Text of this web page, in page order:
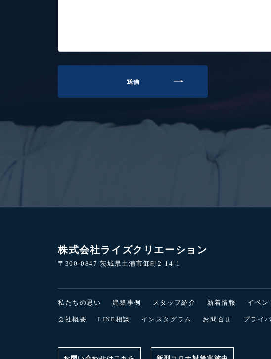
株式会社ライズクリエーション
〒300-0847 茨城県土浦市卸町2-14-1
私たちの思い 建築事例 スタッフ紹介 新着情報 イベン
会社概要 LINE相談 インスタグラム お問合せ プライ